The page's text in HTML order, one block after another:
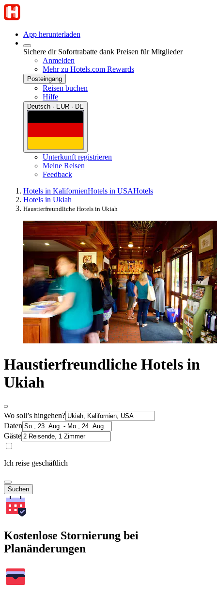
App herunterladen
Sichere dir Sofortrabatte dank Preisen für Mitglieder
Anmelden
Mehr zu Hotels.com Rewards
Posteingang
Reisen buchen
Hilfe
Deutsch · EUR · DE
Unterkunft registrieren
Meine Reisen
Feedback
Hotels in KalifornienHotels in USAHotels
Hotels in Ukiah
Haustierfreundliche Hotels in Ukiah
Haustierfreundliche Hotels in
Ukiah
Wo soll’s hingehen?
Daten
Gäste
Ich reise geschäftlich
Suchen
Kostenlose Stornierung bei
Planänderungen